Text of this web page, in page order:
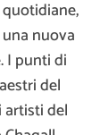
nuova
I punti di
del
artisti del